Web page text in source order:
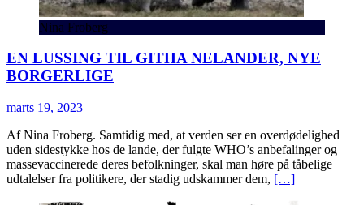
Nina Froberg
EN LUSSING TIL GITHA NELANDER, NYE
BORGERLIGE
marts 19, 2023
Af Nina Froberg. Samtidig med, at verden ser en overdødelighed
uden sidestykke hos de lande, der fulgte WHO’s anbefalinger og
massevaccinerede deres befolkninger, skal man høre på tåbelige
udtalelser fra politikere, der stadig udskammer dem, […]